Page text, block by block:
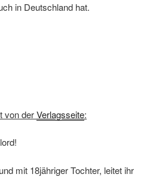
in Deutschland hat.
von derVerlagsseite:
mit 18jähriger Tochter, leitet ihr